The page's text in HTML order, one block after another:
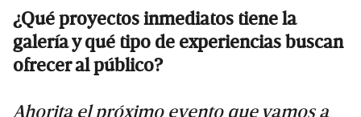
¿Qué proyectos inmediatos tiene la
galería y qué tipo de experiencias buscan
ofrecer al público?
Ahorita el próximo evento que vamos a